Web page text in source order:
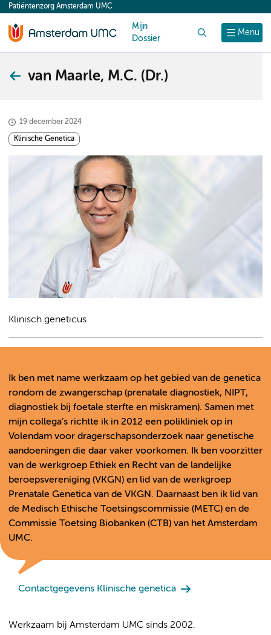
content
Menu
Patiëntenzorg Amsterdam UMC
Mijn
Dossier
van Maarle, M.C. (Dr.)
19 december 2024
Klinische Genetica
Klinisch geneticus
Ik ben met name werkzaam op het gebied van de genetica
rondom de zwangerschap (prenatale diagnostiek, NIPT,
diagnostiek bij foetale sterfte en miskramen). Samen met
mijn collega’s richtte ik in 2012 een polikliniek op in
Volendam voor dragerschapsonderzoek naar genetische
aandoeningen die daar vaker voorkomen. Ik ben voorzitter
van de werkgroep Ethiek en Recht van de landelijke
beroepsvereniging (VKGN) en lid van de werkgroep
Prenatale Genetica van de VKGN. Daarnaast ben ik lid van
de Medisch Ethische Toetsingscommissie (METC) en de
Commissie Toetsing Biobanken (CTB) van het Amsterdam
UMC.
Contactgegevens Klinische genetica
Werkzaam bij Amsterdam UMC sinds 2002.